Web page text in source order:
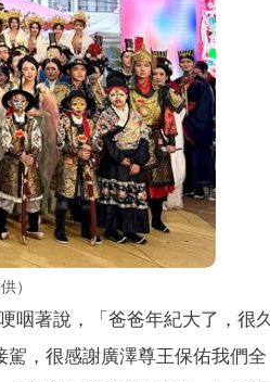
）
咽著說，「 爸爸年紀大了，很
， 很感謝廣澤尊王保佑我們全